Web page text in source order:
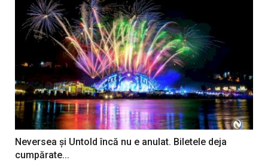
Neversea și Untold încă nu e anulat. Biletele deja
cumpărate...